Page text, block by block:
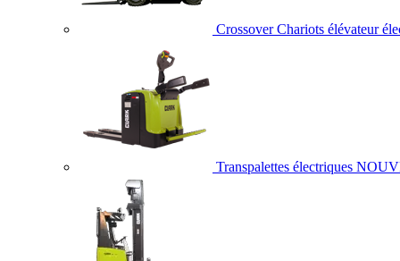
Crossover Chariots élévateur
Transpalettes électriques